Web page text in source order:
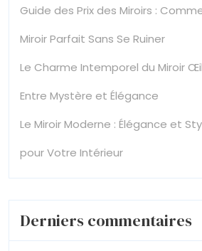
Guide des Prix des Miroirs :
Miroir Parfait Sans Se Ruiner
Le Charme Intemporel du Miroir
Entre Mystère et Élégance
Le Miroir Moderne : Élégance et
pour Votre Intérieur
Derniers commentaires